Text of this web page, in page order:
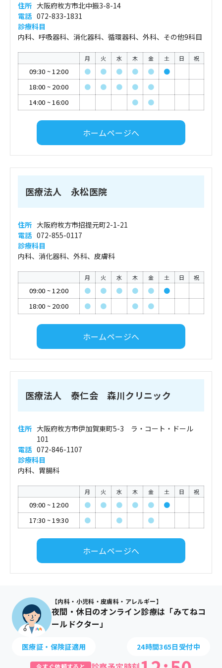
住所 大阪府枚方市北中振3-8-14
電話 072-833-1831
診療科目
内科、呼吸器科、消化器科、循環器科、外科、その他9科目
月 火 水 木 金 土 日 祝
09:30 ~12:00 ● ● ● ● ●
●
18:00 ~ 20:00 ● ● ● ●
●
14:00 ~16:00 ● ●
ホームページへ
医療法人 永松医院
住所 大阪府枚方市招提元町2-1-21
電話 072-855-0117
診療科目
内科、消化器科、外科、皮膚科
月 火 水 木 金 土 日 祝
09:00 ~12:00 ● ● ● ● ●
●
18:00 ~ 20:00 ● ● ● ●
ホームページへ
医療法人 泰仁会 森川クリニック
住所 大阪府枚方市伊加賀東町5-3 ラ・コート・ドール
101
電話 072-846-1107
診療科目
内科、胃腸科
月 火 水 木 金 土 日 祝
09:00 ~12:00 ● ● ● ● ●
●
17:30 ~19:30 ● ● ●
ホームページへ
【内科・小児科・皮膚科・アレルギー】
夜間・休日のオンライン診療は「みてねコ
ールドクター」
医療証・保険証適用 24時間365日受付中
今すぐ依頼すると